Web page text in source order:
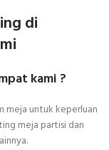
di
kami ?
meja untuk keperluan
meja partisi dan